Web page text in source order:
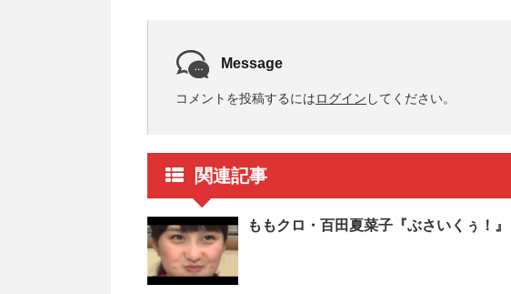
Message
コメントを投稿するにはログイン してください。
関連記事
ももクロ・百田夏菜子『ぶさいくぅ！